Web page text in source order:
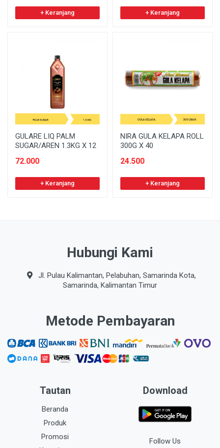
+ Keranjang + Keranjang
GULARE LIQ PALM
SUGAR/AREN 1.3KG X 12
72.000
+ Keranjang
NIRA GULA KELAPA ROLL
300G X 40
24.500
+ Keranjang
Hubungi Kami
Jl. Pulau Kalimantan, Pelabuhan, Samarinda Kota,
Samarinda, Kalimantan Timur
Metode Pembayaran
Tautan
Beranda
Produk
Promosi
Download
Follow Us